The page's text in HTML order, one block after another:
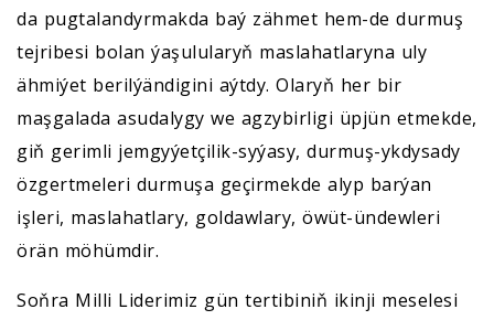
da pugtalandyrmakda baý zähmet hem-de durmuş
tejribesi bolan ýaşulularyň maslahatlaryna uly
ähmiýet berilýändigini aýtdy. Olaryň her bir
maşgalada asudalygy we agzybirligi üpjün etmekde,
giň gerimli jemgyýetçilik-syýasy, durmuş-ykdysady
özgertmeleri durmuşa geçirmekde alyp barýan
işleri, maslahatlary, goldawlary, öwüt-ündewleri
örän möhümdir.
Soňra Milli Liderimiz gün tertibiniň ikinji meselesi